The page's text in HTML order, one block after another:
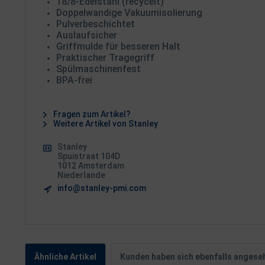
Doppelwandige Vakuumisolierung
Pulverbeschichtet
Auslaufsicher
Griffmulde für besseren Halt
Praktischer Tragegriff
Spülmaschinenfest
BPA-frei
Fragen zum Artikel?
Weitere Artikel von Stanley
Stanley
Spuistraat 104D
1012 Amsterdam
Niederlande
info@stanley-pmi.com
Ähnliche Artikel Kunden haben sich ebenfalls